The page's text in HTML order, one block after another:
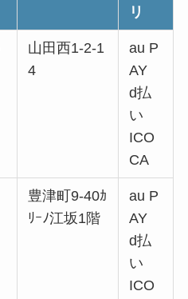
リ
山田西1-2-1
4
au P
AY
d払
い
ICO
CA
豊津町9-40ｶ
ﾘｰﾉ江坂1階
au P
AY
d払
い
ICO